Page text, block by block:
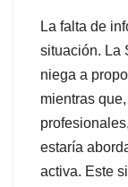
La falta de
situación. La
niega a
mientras
estaría
activa. Este